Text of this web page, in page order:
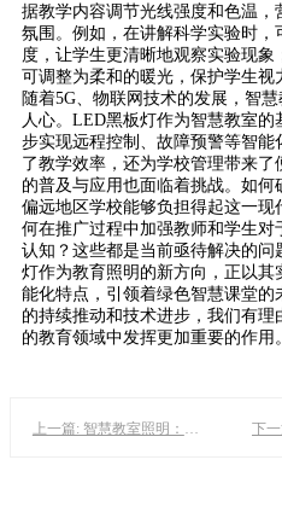
据教学内容调节光线强度和色温，
氛围。例如，在讲解科学实验时，
度，让学生更清晰地观察实验现象
可调整为柔和的暖光，保护学生视
随着5G、物联网技术的发展，智
人心。LED黑板灯作为智慧教室的
步实现远程控制、故障预警等智能
了教学效率，还为学校管理带来了
的普及与应用也面临着挑战。如何
偏远地区学校能够负担得起这一现
何在推广过程中加强教师和学生对
认知？这些都是当前亟待解决的问
灯作为教育照明的新方向，正以其
能化特点，引领着绿色智慧课堂的
的持续推动和技术进步，我们有理
的教育领域中发挥更加重要的作用。
上一篇: 智慧教室照明：LED教室灯与教育环境的未来